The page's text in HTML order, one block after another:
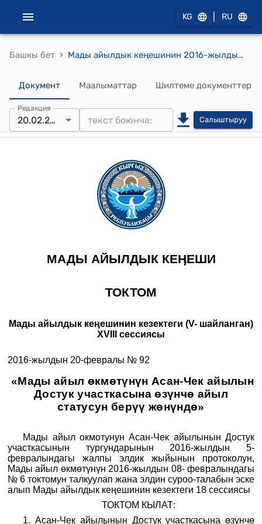
KG RU
Башкы бет › Мады айылдык кеңешинин 2016-жылдын 20-февралындагы № 92 "Мады айыл өкмөтүнүн Асан-Чек айылын Достук участкасына өзүнчө айыл статусун берүү жөнүндө" токтому
Документ Маалыматтар Шилтеме документтер
Редакция
20.02.2016 Салыштыруу